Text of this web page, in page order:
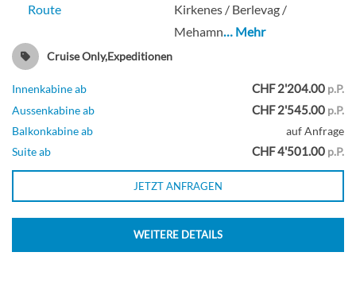
Route
Kirkenes / Berlevag /
Mehamn… Mehr
Cruise Only,Expeditionen
Innenkabine ab CHF 2'204.00 p.P.
Aussenkabine ab
CHF 2'545.00 p.P.
Balkonkabine ab
auf Anfrage
Suite ab
CHF 4'501.00 p.P.
JETZT ANFRAGEN
WEITERE DETAILS